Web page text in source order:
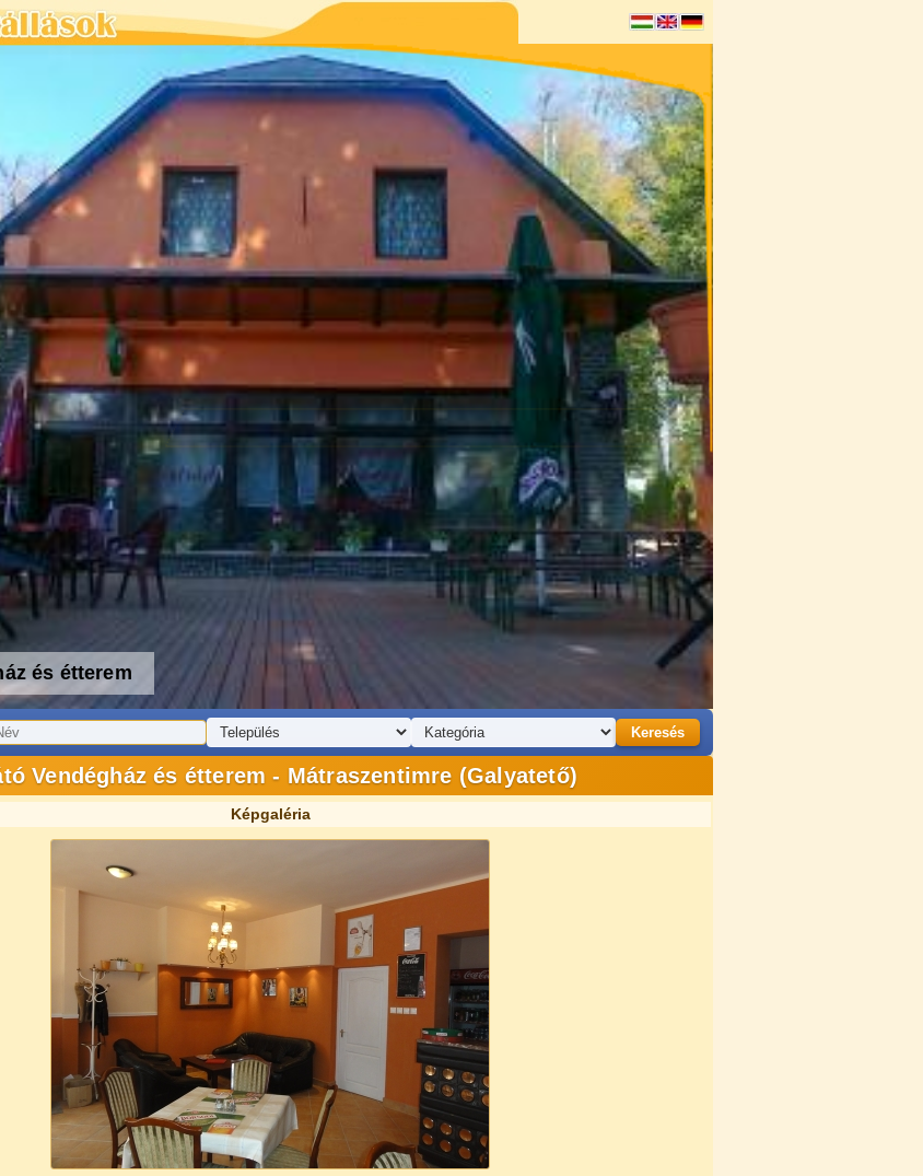
és étterem
Keresés
Vendégház és étterem - Mátraszentimre (Galyatető)
Képgaléria